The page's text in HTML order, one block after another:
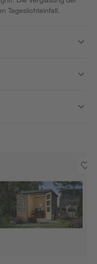
Tageslichteinfall.